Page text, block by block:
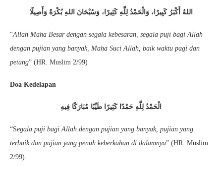
اللهُ أَكْبَرُ كَبِيرًا، وَالْحَمْدُ لِلَّهِ كَثِيرًا، وَسُبْحَانَ اللهِ بُكْرَةً وَأَصِيلًا
“Allah Maha Besar dengan segala kebesaran, segala puji bagi Allah
dengan pujian yang banyak, Maha Suci Allah, baik waktu pagi dan
petang” (HR. Muslim 2/99)
Doa Kedelapan
الْحَمْدُ لِلَّهِ حَمْدًا كَثِيرًا طَيِّبًا مُبَارَكًا فِيهِ
“Segala puji bagi Allah dengan pujian yang banyak, pujian yang
terbaik dan pujian yang penuh keberkahan di dalamnya” (HR. Muslim
2/99).